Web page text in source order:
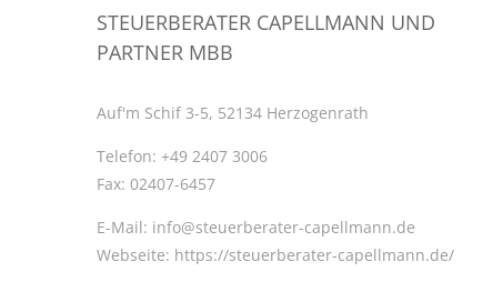
STEUERBERATER CAPELLMANN UND
PARTNER MBB
Auf'm Schif 3-5, 52134 Herzogenrath
Telefon: +49 2407 3006
Fax: 02407-6457
E-Mail: info@steuerberater-capellmann.de
Webseite: https://steuerberater-capellmann.de/